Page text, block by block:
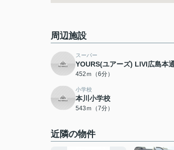
周辺施設
スーパー
YOURS(ユアーズ) LIVI広島本
452ｍ（6分）
小学校
本川小学校
543ｍ（7分）
近隣の物件